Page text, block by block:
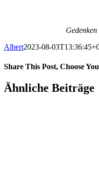
Albert2023-08-
Share This Post, Choose
Facebook
X
WhatsApp
Pinterest
E-
Mail
Ähnliche Beiträge